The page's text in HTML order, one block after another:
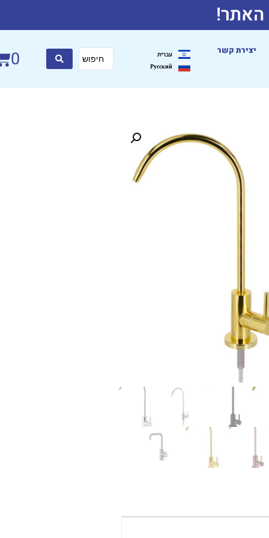
האתר!
יצירת קשר
עברית
Русский
0